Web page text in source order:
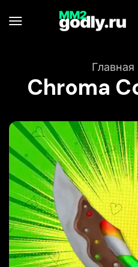
Главная
Chroma